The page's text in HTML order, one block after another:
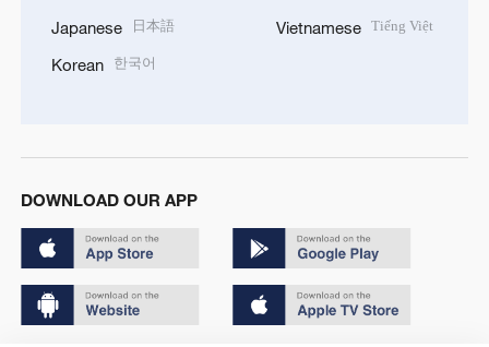
Japanese 日本語
Korean 한국어
Vietnamese Tiếng Việt
DOWNLOAD OUR APP